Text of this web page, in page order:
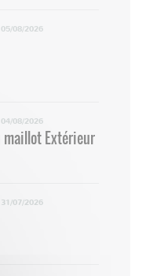
05/08/2026
04/08/2026
maillot Extérieur
31/07/2026